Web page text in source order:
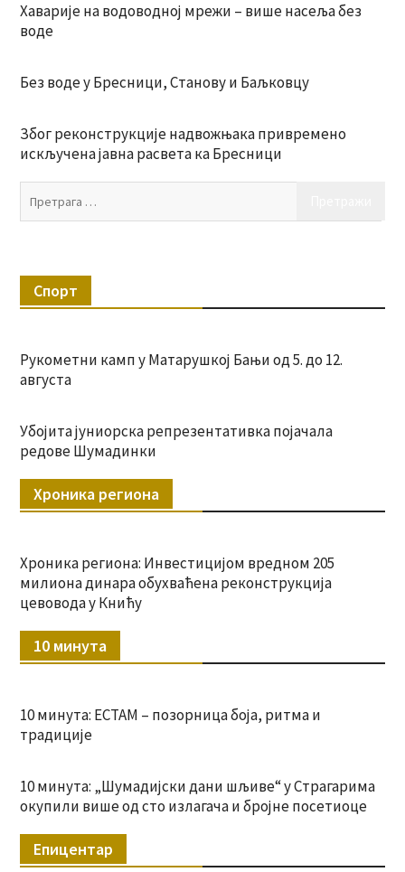
Хаварије на водоводној мрежи – више насеља без
воде
Без воде у Бресници, Станову и Баљковцу
Због реконструкције надвожњака привремено
искључена јавна расвета ка Бресници
Спорт
Рукометни камп у Матарушкој Бањи од 5. до 12.
августа
Убојита јуниорска репрезентативка појачала
редове Шумадинки
Хроника региона
Хроника региона: Инвестицијом вредном 205
милиона динара обухваћена реконструкција
цевовода у Книћу
10 минута
10 минута: ЕСТАМ – позорница боја, ритма и
традиције
10 минута: „Шумадијски дани шљиве“ у Страгарима
окупили више од сто излагача и бројне посетиоце
Епицентар